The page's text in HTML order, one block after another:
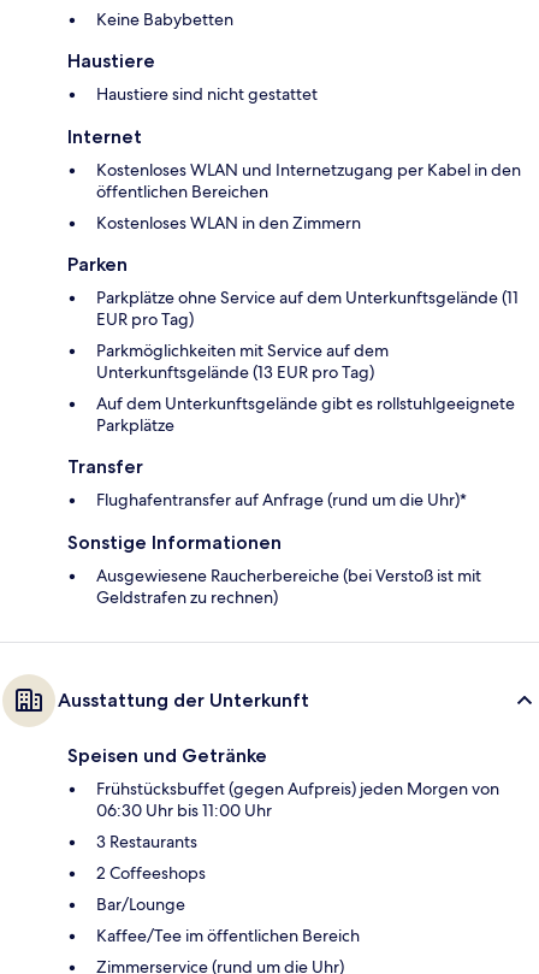
Keine Babybetten
Haustiere
Haustiere sind nicht gestattet
Internet
Kostenloses WLAN und Internetzugang per Kabel in den
öffentlichen Bereichen
Kostenloses WLAN in den Zimmern
Parken
Parkplätze ohne Service auf dem Unterkunftsgelände (11
EUR pro Tag)
Parkmöglichkeiten mit Service auf dem
Unterkunftsgelände (13 EUR pro Tag)
Auf dem Unterkunftsgelände gibt es rollstuhlgeeignete
Parkplätze
Transfer
Flughafentransfer auf Anfrage (rund um die Uhr)*
Sonstige Informationen
Ausgewiesene Raucherbereiche (bei Verstoß ist mit
Geldstrafen zu rechnen)
Ausstattung der Unterkunft
Speisen und Getränke
Frühstücksbuffet (gegen Aufpreis) jeden Morgen von
06:30 Uhr bis 11:00 Uhr
3 Restaurants
2 Coffeeshops
Bar/Lounge
Kaffee/Tee im öffentlichen Bereich
Zimmerservice (rund um die Uhr)